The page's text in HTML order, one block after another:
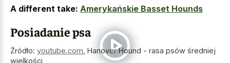
A different take: Amerykańskie Basset Hounds
Posiadanie psa
Źródło: youtube.com Hanover Hound - rasa psów średniej
wielkości